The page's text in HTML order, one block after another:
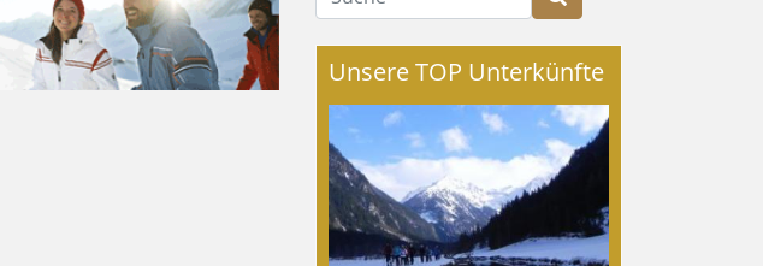
Unsere TOP Unterkünfte